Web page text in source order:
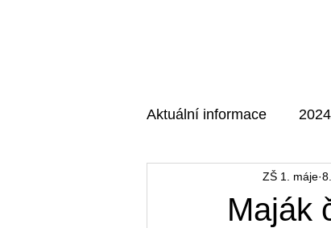
Aktuální informace
AKTUÁLNÍ MAJÁK
Maják
ZŠ 1. máje